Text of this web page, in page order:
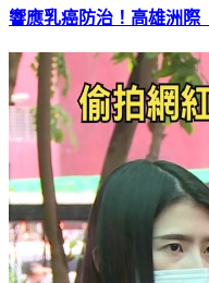
響應乳癌防治！高雄洲